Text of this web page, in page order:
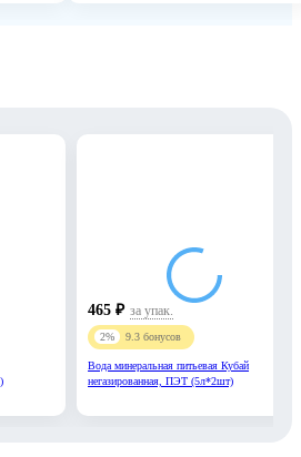
465₽ за упак.
2% 9.3 бонусов
Вода минеральная питьевая Кубай
негазированная, ПЭТ (5л*2шт)